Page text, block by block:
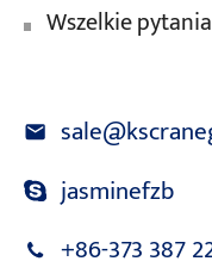
Wszelkie
jasminefzb
+86-373 387